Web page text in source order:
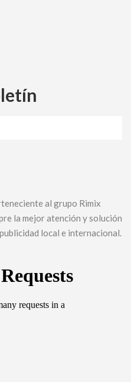
al grupo Rimix
la mejor atención y solución
local e internacional.